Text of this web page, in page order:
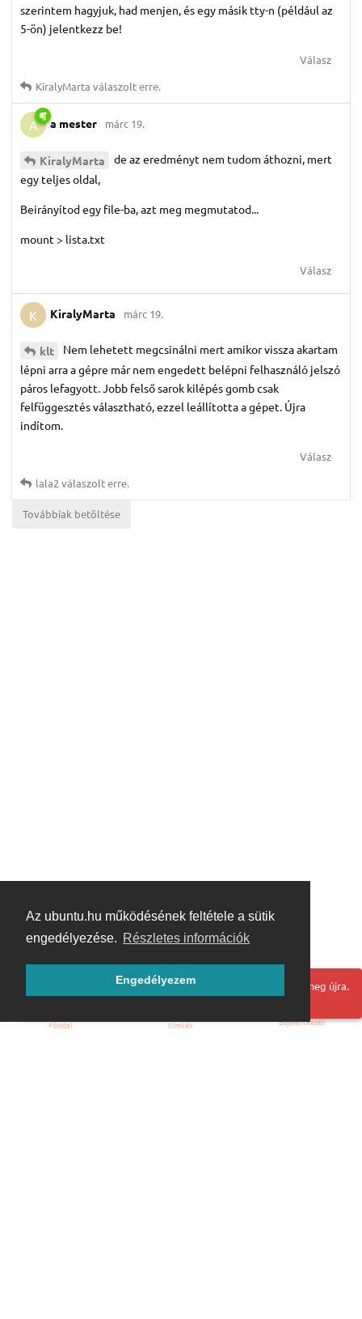
Az ubuntu.hu működésének feltétele a sütik
engedélyezése. Részletes információk
Engedélyezem
szerintem hagyjuk, had menjen, és egy másik tty-n (például az
5-ön) jelentkezz be!
Válasz
KiralyMarta válaszolt erre.
A a mester márc 19.
KiralyMarta
de az eredményt nem tudom áthozni, mert
egy teljes oldal,
Beirányítod egy file-ba, azt meg megmutatod...
mount > lista.txt
Válasz
K KiralyMarta márc 19.
klt
Nem lehetett megcsinálni mert amikor vissza akartam
lépni arra a gépre már nem engedett belépni felhasználó jelszó
páros lefagyott. Jobb felső sarok kilépés gomb csak
felfüggesztés választható, ezzel leállította a gépet. Újra
indítom.
Válasz
lala2 válaszolt erre.
Továbbiak betöltése
Hoppá! Valami hiba történt. Frissítse az oldalt és próbálja meg újra.
Főoldal Címkék Bejelentkezés